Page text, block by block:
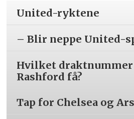
United-ryktene
– Blir neppe United-
Hvilket
Rashford få?
Tap for Chelsea og